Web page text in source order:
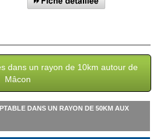
dans un rayon de 10km autour de
Mâcon
DANS UN RAYON DE 50KM AUX